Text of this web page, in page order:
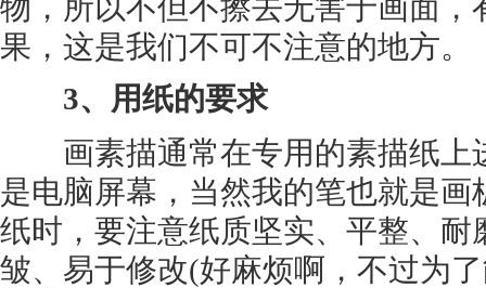
物，所以不但不擦去无害于画面，
果，这是我们不可不注意的地方。
3、用纸的要求
画素描通常在专用的素描纸上
是电脑屏幕，当然我的笔也就是
纸时，要注意纸质坚实、平整、耐
皱、易于修改(好麻烦啊，不过为